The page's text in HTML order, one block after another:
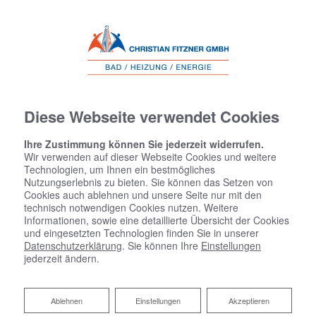
Diese Webseite verwendet Cookies
Ihre Zustimmung können Sie jederzeit widerrufen.
Wir verwenden auf dieser Webseite Cookies und weitere
Technologien, um Ihnen ein bestmögliches
Nutzungserlebnis zu bieten. Sie können das Setzen von
Cookies auch ablehnen und unsere Seite nur mit den
technisch notwendigen Cookies nutzen. Weitere
Informationen, sowie eine detaillierte Übersicht der Cookies
und eingesetzten Technologien finden Sie in unserer
Datenschutzerklärung. Sie können Ihre Einstellungen
jederzeit ändern.
Akzeptieren
Einstellungen
Ablehnen
Ablehnen